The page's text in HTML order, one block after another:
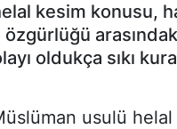
kesim konusu,
özgürlüğü
oldukça sıkı
usulü